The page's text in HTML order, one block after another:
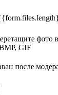
фото в
GIF
после